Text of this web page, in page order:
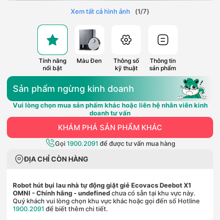
Xem tất cả hình ảnh (1/7)
Tính năng
nổi bật
Màu Đen
Thông số
kỹ thuật
Thông tin
sản phẩm
Sản phẩm ngừng kinh doanh
Vui lòng chọn mua sản phẩm khác hoặc liên hệ nhân viên kinh
doanh tư vấn
KHÁM PHÁ SẢN PHẨM KHÁC
Gọi1900.2091 để được tư vấn mua hàng
ĐỊA CHỈ CÒN HÀNG
Robot hút bụi lau nhà tự động giặt giẻ Ecovacs Deebot X1
OMNI - Chính hãng - undefinedchưa có sẵn tại khu vực này.
Quý khách vui lòng chọn khu vực khác hoặc gọi đến số Hotline
1900.2091 để biết thêm chi tiết.